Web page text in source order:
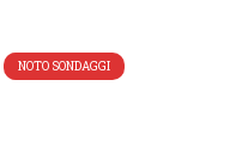
NOTO SONDAGGI